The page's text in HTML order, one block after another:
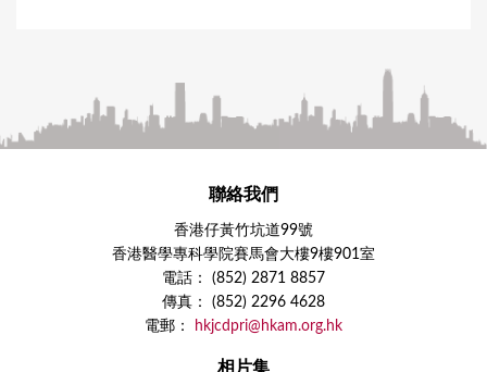
聯絡我們
香港仔黃竹坑道99號
香港醫學專科學院賽馬會大樓9樓901室
電話： (852) 2871 8857
傳真： (852) 2296 4628
電郵：
hkjcdpri@hkam.org.hk
相片集